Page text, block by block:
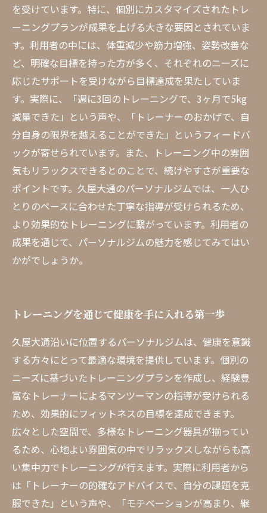
を受けています。特に、個別にカスタマイズされたトレ
ーニングプランが成果を上げる大きな要因とされていま
す。利用者の中には、体重減少や筋力増強、姿勢改善な
ど、明確な目標を持った方が多く、それぞれのニーズに
応じたサポートを受けながら目標達成を果たしていま
す。実際に、「週に3回のトレーニングで、3ヶ月で5kg
減量できた」という声や、「トレーナーのおかげで、自
分自身の限界を越えることができた」というフィードバ
ックが寄せられています。また、トレーニング中の雰囲
気もリラックスできるとのことで、続けやすさが重要な
ポイントです。久屋大通のパーソナルジムでは、一人ひ
とりのペースに合わせた丁寧な指導が受けられるため、
より効果的なトレーニングに繋がっています。利用者の
成果を通じて、パーソナルジムの魅力を感じてみてはい
かがでしょうか。
トレーニングを通じて健康を手に入れる第一歩
久屋大通沿いに位置するパーソナルジムは、健康を意識
する方々にとって最適な環境を提供しています。個別の
ニーズに基づいたトレーニングプランを作成し、経験豊
富なトレーナーによるマンツーマンの指導が受けられる
ため、効果的にフィットネスの目標を達成できます。
広々とした空間で、多様なトレーニング器具が揃ってい
るため、心地よい雰囲気の中でリラックスしながらも高
い集中力でトレーニングが行えます。実際に利用者から
は「トレーナーの的確なアドバイスで、自分の課題を克
服できた」という声や、「モチベーションが高まり、継